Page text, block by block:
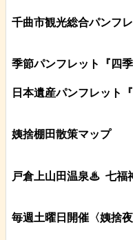
千曲市観光総合パンフ
季節パンフレット『四季
日本遺産パンフレット
姨捨棚田散策マップ
戸倉上山田温泉♨ 七福
毎週土曜日開催〈姨捨